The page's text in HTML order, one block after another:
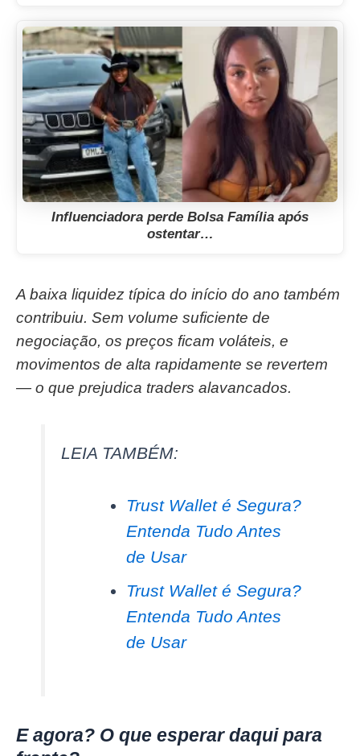
Influenciadora perde Bolsa Família após
ostentar…
A baixa liquidez típica do início do ano também
contribuiu. Sem volume suficiente de
negociação, os preços ficam voláteis, e
movimentos de alta rapidamente se revertem
— o que prejudica traders alavancados.
LEIA TAMBÉM:
Trust Wallet é Segura?
Entenda Tudo Antes
de Usar
Trust Wallet é Segura?
Entenda Tudo Antes
de Usar
E agora? O que esperar daqui para